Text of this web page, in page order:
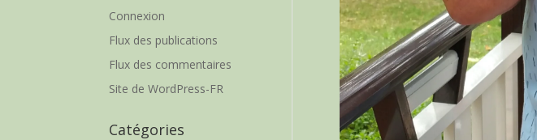
Connexion
Flux des publications
Flux des commentaires
Site de WordPress-FR
Catégories